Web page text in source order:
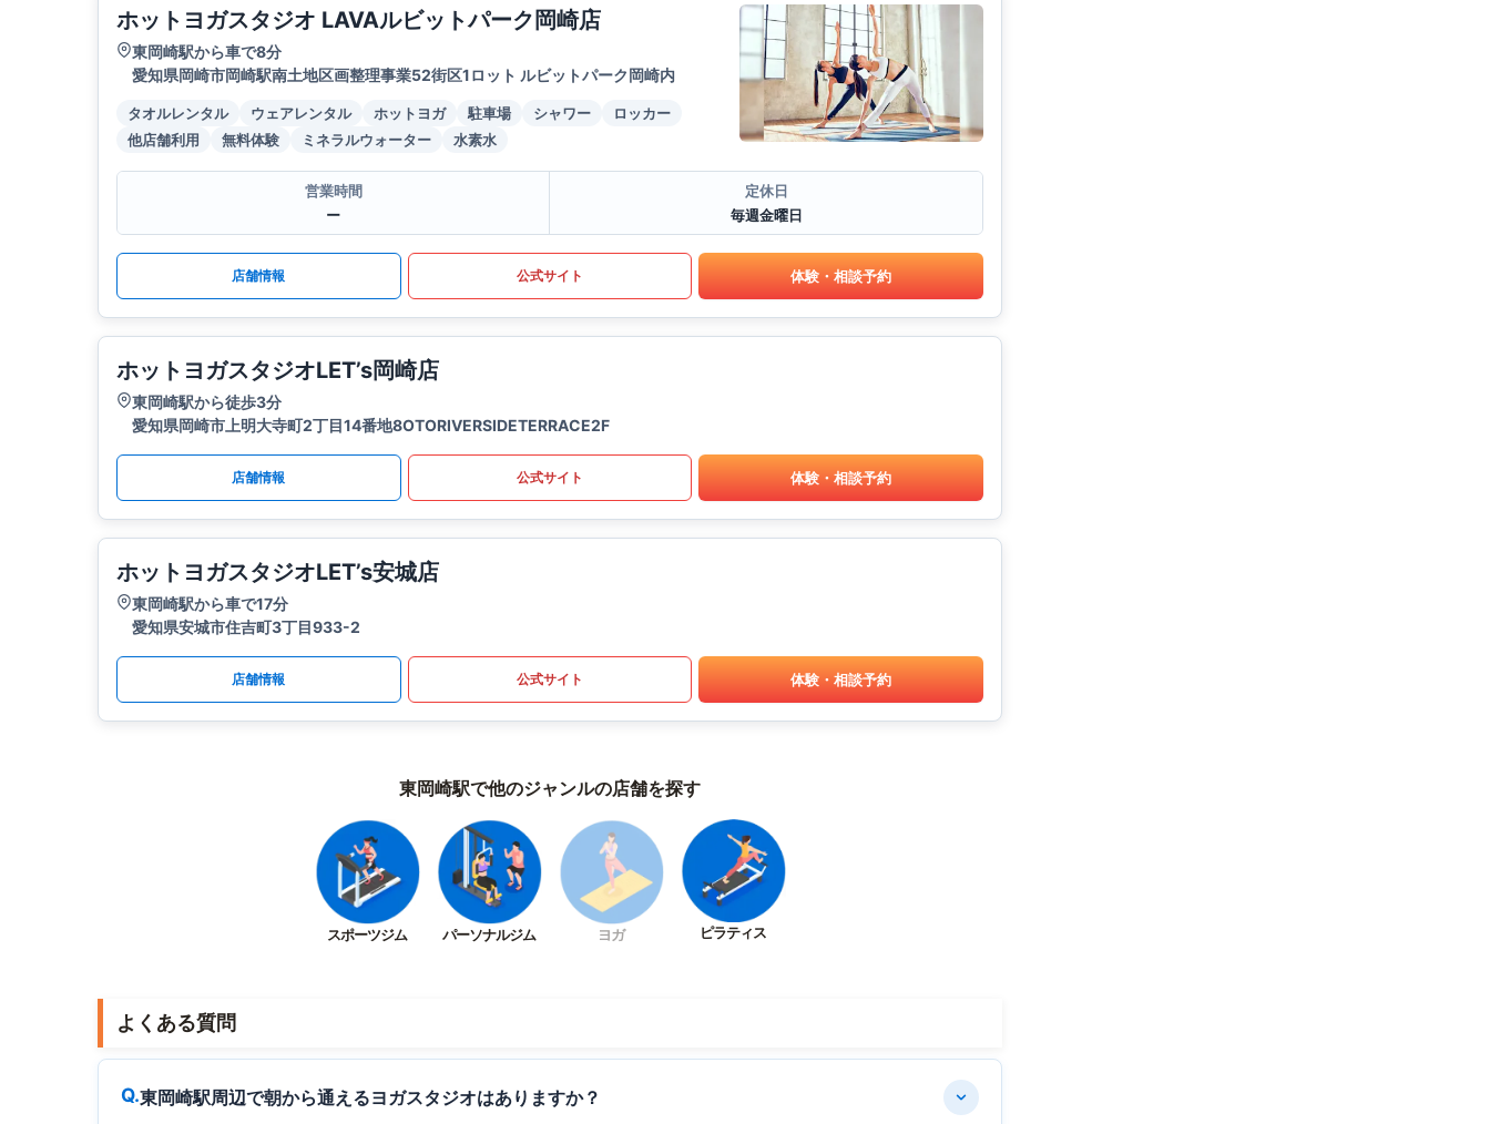
ホットヨガスタジオ LAVAルビットパーク岡崎店
東岡崎駅から車で8分
愛知県岡崎市岡崎駅南土地区画整理事業52街区1ロット ルビットパーク岡崎内
タオルレンタル ウェアレンタル ホットヨガ 駐車場 シャワー
ロッカー
他店舗利用
無料体験 ミネラルウォーター 水素水
営業時間
ー
定休日
毎週金曜日
店舗情報 公式サイト 体験・相談予約
ホットヨガスタジオLET’s岡崎店
東岡崎駅から徒歩3分
愛知県岡崎市上明大寺町2丁目14番地8OTORIVERSIDETERRACE2F
店舗情報 公式サイト 体験・相談予約
ホットヨガスタジオLET’s安城店
東岡崎駅から車で17分
愛知県安城市住吉町3丁目933-2
店舗情報 公式サイト 体験・相談予約
東岡崎駅で他のジャンルの店舗を探す
スポーツジム パーソナルジム ヨガ ピラティス
よくある質問
東岡崎駅周辺で朝から通えるヨガスタジオはありますか？